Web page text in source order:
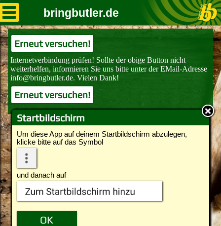
Startbildschirm
Um diese App auf deinem Startbildschirm abzulegen,
klicke bitte auf das Symbol
und danach auf
bringbutler.de
Erneut versuchen!
Erneut versuchen!